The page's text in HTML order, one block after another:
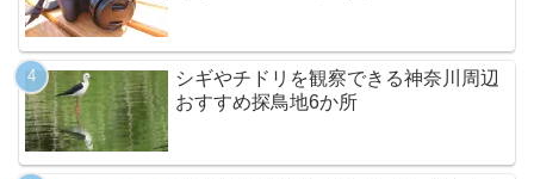
シギやチドリを観察できる神奈川周辺
おすすめ探鳥地6か所